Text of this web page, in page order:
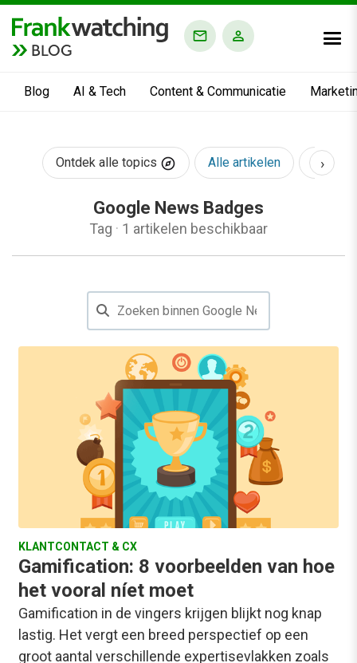
BLOG
Blog AI & Tech Content & Communicatie
Ontdek alle topics Alle artikelen AI &
›
Google News Badges
Tag · 1 artikelen beschikbaar
KLANTCONTACT & CX
Gamification: 8 voorbeelden van hoe
het vooral níet moet
Gamification in de vingers krijgen blijkt nog knap
lastig. Het vergt een breed perspectief op een
groot aantal verschillende expertisevlakken zoals